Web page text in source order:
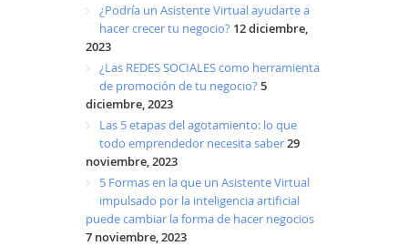
¿Podría un Asistente Virtual ayudarte a
hacer crecer tu negocio? 12 diciembre,
2023
¿Las REDES SOCIALES como herramienta
de promoción de tu negocio?5
diciembre, 2023
Las 5 etapas del agotamiento: lo que
todo emprendedor necesita saber29
noviembre, 2023
5 Formas en la que un Asistente Virtual
impulsado por la inteligencia artificial
puede cambiar la forma de hacer negocios
7 noviembre, 2023